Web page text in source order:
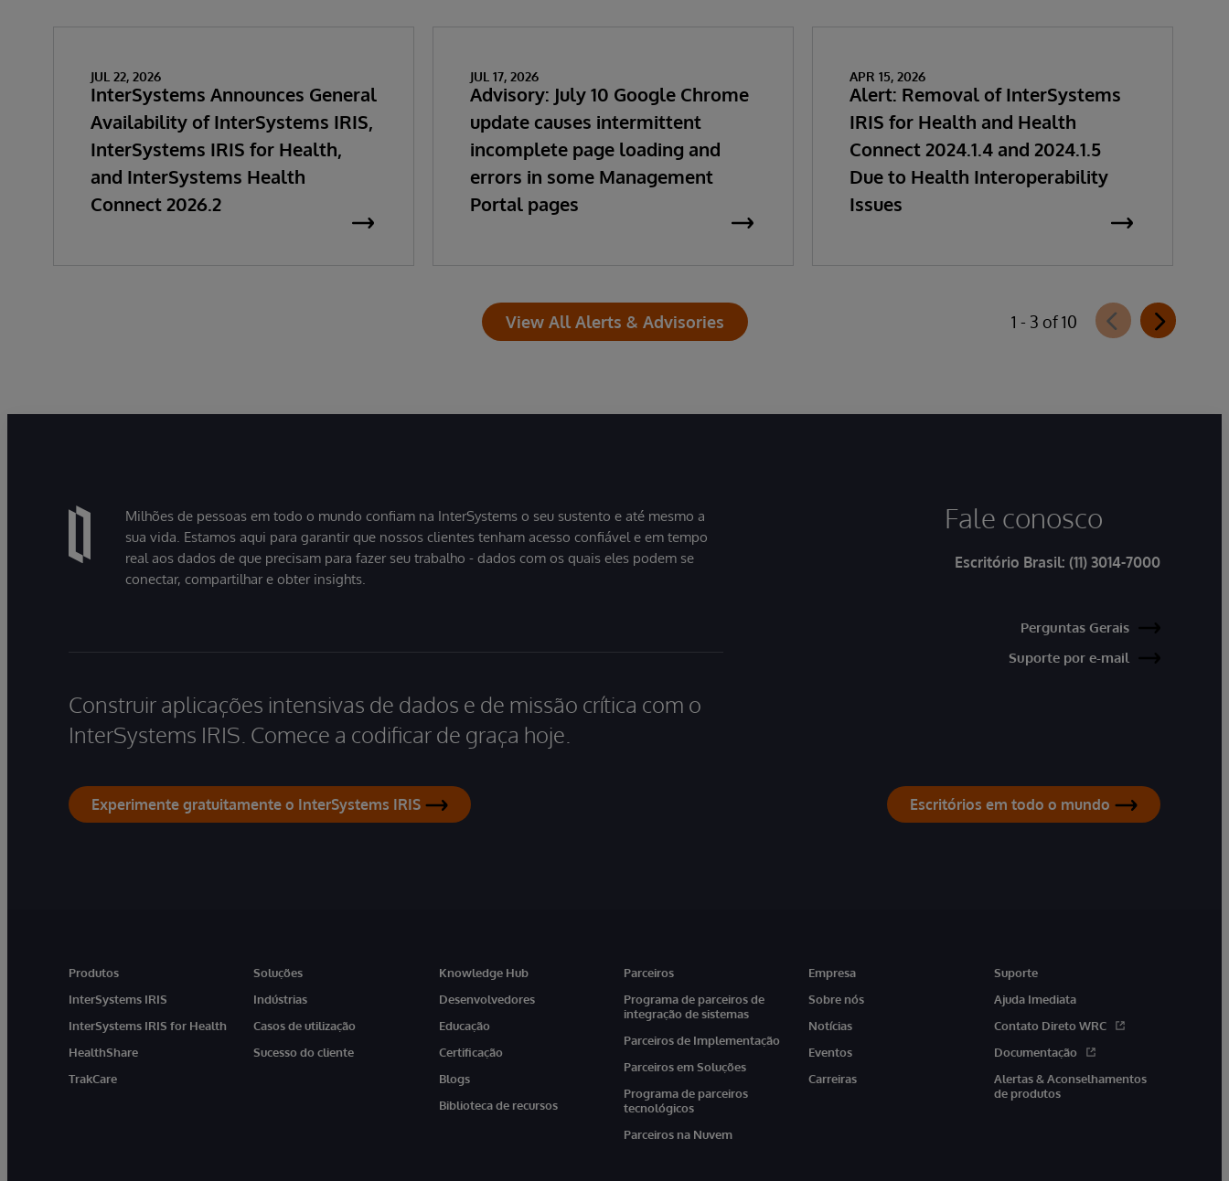
JUL 22, 2026
InterSystems Announces General
Availability of InterSystems IRIS,
InterSystems IRIS for Health,
and InterSystems Health
Connect 2026.2
JUL 17, 2026
Advisory: July 10 Google Chrome
update causes intermittent
incomplete page loading and
errors in some Management
Portal pages
APR 15, 2026
Alert: Removal of InterSystems
IRIS for Health and Health
Connect 2024.1.4 and 2024.1.5
Due to Health Interoperability
Issues
View All Alerts & Advisories 1 - 3 of 10
Milhões de pessoas em todo o mundo confiam na InterSystems o seu sustento e até mesmo a
sua vida. Estamos aqui para garantir que nossos clientes tenham acesso confiável e em tempo
real aos dados de que precisam para fazer seu trabalho - dados com os quais eles podem se
conectar, compartilhar e obter insights.
Construir aplicações intensivas de dados e de missão crítica com o
InterSystems IRIS. Comece a codificar de graça hoje.
Experimente gratuitamente o InterSystems IRIS
Fale conosco
Escritório Brasil: (11) 3014-7000
Perguntas Gerais
Suporte por e-mail
Escritórios em todo o mundo
Produtos
InterSystems IRIS
InterSystems IRIS for Health
HealthShare
TrakCare
Soluções
Indústrias
Casos de utilização
Sucesso do cliente
Knowledge Hub
Desenvolvedores
Educação
Certificação
Blogs
Biblioteca de recursos
Parceiros
Programa de parceiros de
integração de sistemas
Parceiros de Implementação
Parceiros em Soluções
Programa de parceiros
tecnológicos
Parceiros na Nuvem
Empresa
Sobre nós
Notícias
Eventos
Carreiras
Suporte
Ajuda Imediata
Contato Direto WRC
Documentação
Alertas & Aconselhamentos
de produtos